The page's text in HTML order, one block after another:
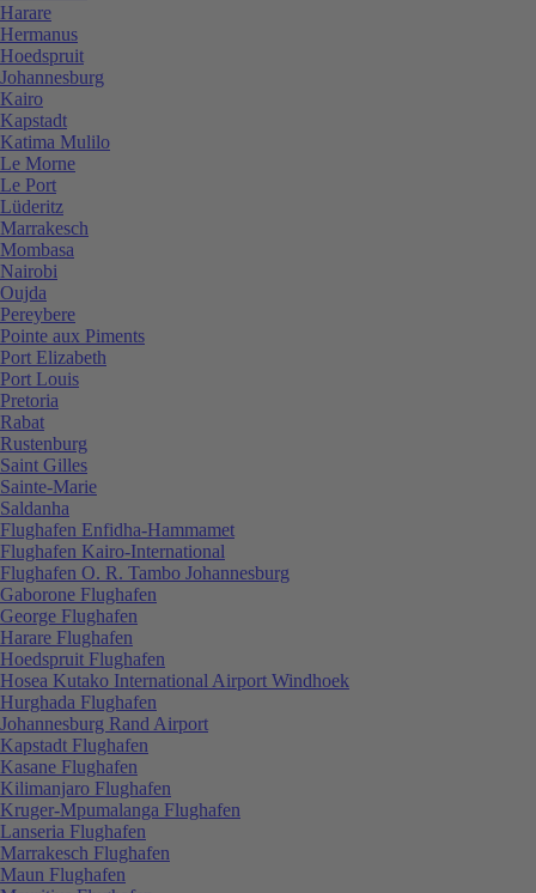
Harare
Hermanus
Hoedspruit
Johannesburg
Kairo
Kapstadt
Katima Mulilo
Le Morne
Le Port
Lüderitz
Marrakesch
Mombasa
Nairobi
Oujda
Pereybere
Pointe aux Piments
Port Elizabeth
Port Louis
Pretoria
Rabat
Rustenburg
Saint Gilles
Sainte-Marie
Saldanha
Flughafen Enfidha-Hammamet
Flughafen Kairo-International
Flughafen O. R. Tambo Johannesburg
Gaborone Flughafen
George Flughafen
Harare Flughafen
Hoedspruit Flughafen
Hosea Kutako International Airport Windhoek
Hurghada Flughafen
Johannesburg Rand Airport
Kapstadt Flughafen
Kasane Flughafen
Kilimanjaro Flughafen
Kruger-Mpumalanga Flughafen
Lanseria Flughafen
Marrakesch Flughafen
Maun Flughafen